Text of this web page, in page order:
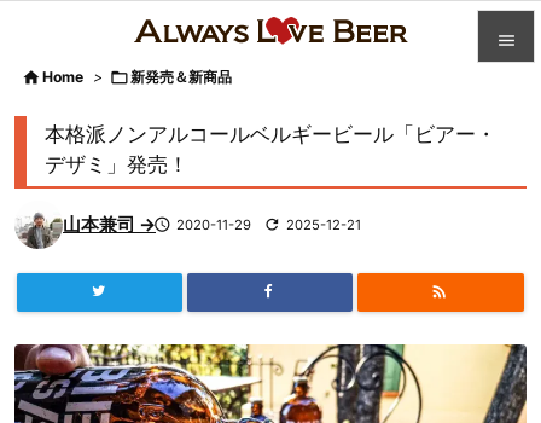


検索
 Home > 新発売＆新商品
本格派ノンアルコールベルギービール「ビアー・
デザミ」発売！
山本兼司 → 2020-11-29  2025-12-21
